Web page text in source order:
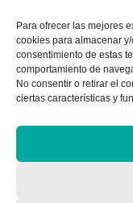
Para ofrecer las mejores
cookies para almacenar
consentimiento de estas
comportamiento de
No consentir o retirar el
ciertas características y